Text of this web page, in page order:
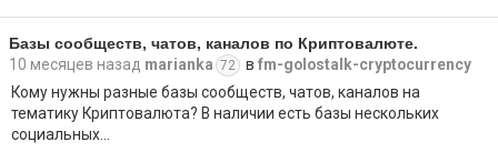
Базы сообществ, чатов, каналов по Криптовалюте.
10 месяцев назад marianka 72 в fm-golostalk-cryptocurrency
Кому нужны разные базы сообществ, чатов, каналов на
тематику Криптовалюта? В наличии есть базы нескольких
социальных…